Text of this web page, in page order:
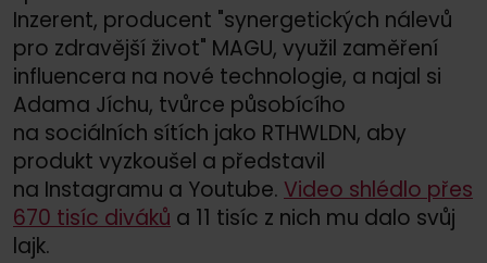
Inzerent, producent "synergetických nálevů
pro zdravější život" MAGU, využil zaměření
influencera na nové technologie, a najal si
Adama Jíchu, tvůrce působícího
na sociálních sítích jako RTHWLDN, aby
produkt vyzkoušel a představil
na Instagramu a Youtube. Video shlédlo přes
670 tisíc diváků a 11 tisíc z nich mu dalo svůj
lajk.